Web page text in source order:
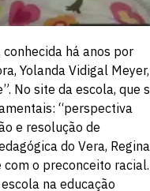
há anos por
Yolanda Vidigal Meyer,
No site da escola, que
“perspectiva
e resolução de
do Vera, Regina
o preconceito racial.
na educação